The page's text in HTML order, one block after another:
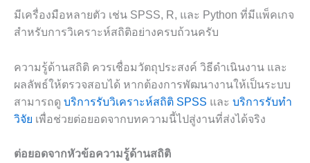
มีเครื่องมือหลายตัว เช่น SPSS, R, และ Python ที่มีแพ็คเกจ
สำหรับการวิเคราะห์สถิติอย่างครบถ้วนครับ
ความรู้ด้านสถิติ ควรเชื่อมวัตถุประสงค์ วิธีดำเนินงาน และ
ผลลัพธ์ให้ตรวจสอบได้ หากต้องการพัฒนางานให้เป็นระบบ
สามารถดู บริการรับวิเคราะห์สถิติ SPSS และ บริการรับทำ
วิจัย เพื่อช่วยต่อยอดจากบทความนี้ไปสู่งานที่ส่งได้จริง
ต่อยอดจากหัวข้อความรู้ด้านสถิติ